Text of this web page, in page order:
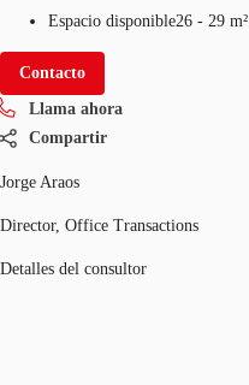
Espacio disponible26 - 29 m²
Contacto
Llama ahora
Compartir
Jorge Araos
Director, Office Transactions
Detalles del consultor